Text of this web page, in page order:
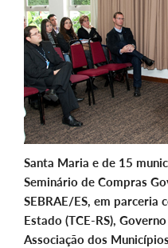
Santa Maria e de 15
Seminário de Compras
SEBRAE/ES, em parceria
Estado (TCE-RS),
Associação dos